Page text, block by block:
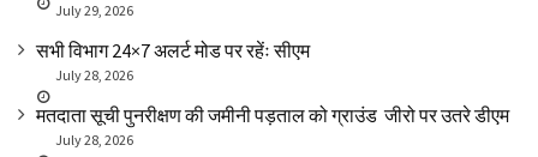
July 29, 2026
सभी विभाग 24×7 अलर्ट मोड पर रहेंः सीएम
July 28, 2026
मतदाता सूची पुनरीक्षण की जमीनी पड़ताल को ग्राउंड जीरो पर उतरे डीएम
July 28, 2026